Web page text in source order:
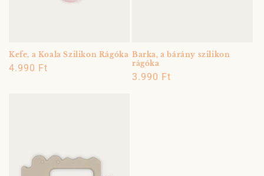
Kefe, a Koala Szilikon Rágóka
Normál
4.990 Ft
Barka, a bárány szilikon
rágóka
Normál
3.990 Ft